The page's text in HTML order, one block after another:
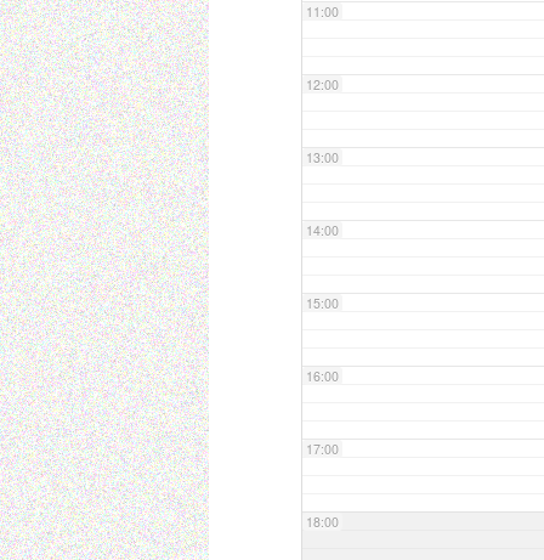
11:00
12:00
13:00
14:00
15:00
16:00
17:00
18:00